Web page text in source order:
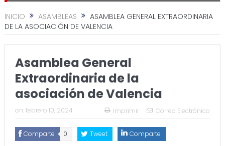
INICIO ASAMBLEAS
ASAMBLEA GENERAL EXTRAORDINARIA
DE LA ASOCIACIÓN DE VALENCIA
Asamblea General
Extraordinaria de la
asociación de Valencia
on: febrero 10, 2024 Imprimir Correo Electrónico
Comparte 0 Tweet Comparte